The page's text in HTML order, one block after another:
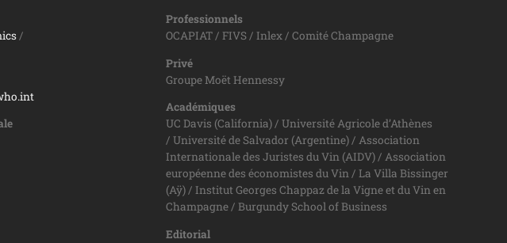
/
Professionnels
OCAPIAT / FIVS / Inlex / Comité Champagne
Privé
Groupe Moët Hennessy
Académiques
UC Davis (California) / Université Agricole d’Athènes
/ Université de Salvador (Argentine) / Association
Internationale des Juristes du Vin (AIDV) / Association
européenne des économistes du Vin / La Villa Bissinger
(Aÿ) / Institut Georges Chappaz de la Vigne et du Vin en
Champagne / Burgundy School of Business
Editorial